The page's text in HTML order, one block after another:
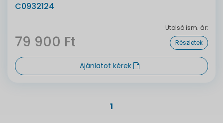
C0932124
Utolsó ism. ár:
79 900 Ft Részletek
Ajánlatot kérek
1